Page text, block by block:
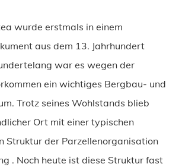
wurde erstmals in einem
aus dem 13. Jahrhundert
war es wegen der
ein wichtiges Bergbau- und
Trotz seines Wohlstands blieb
Ort mit einer typischen
Struktur der Parzellenorganisation
. Noch heute ist diese Struktur fast